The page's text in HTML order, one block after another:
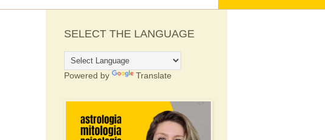
SELECT THE LANGUAGE
Powered by Translate